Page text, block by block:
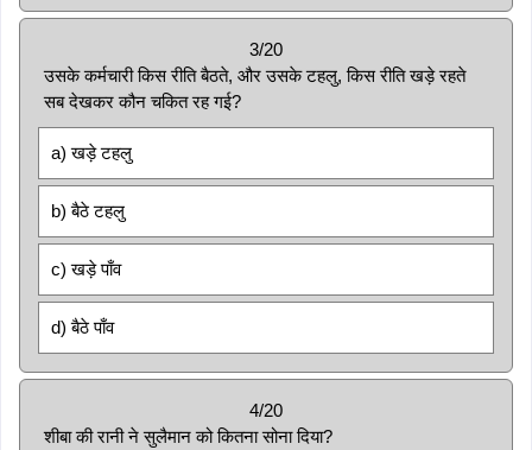
3/20
उसके कर्मचारी किस रीति बैठते, और उसके टहलु, किस रीति खड़े रहते
सब देखकर कौन चकित रह गई?
a) खड़े टहलु
b) बैठे टहलु
c) खड़े पाँव
d) बैठे पाँव
4/20
शीबा की रानी ने सुलैमान को कितना सोना दिया?